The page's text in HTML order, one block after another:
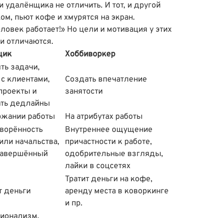
удалёнщика не отличить. И тот, и другой
пьют кофе и хмурятся на экран.
работает!» Но цели и мотивация у этих
отличаются.
Хоббиворкер
задачи,
с клиентами,
и
дедлайны
Создать впечатление
занятости
работы На атрибутах работы
начальства,
Внутреннее ощущение
причастности к работе,
одобрительные взгляды,
лайки в соцсетях
деньги
Тратит деньги на кофе,
аренду места в коворкинге
и пр.